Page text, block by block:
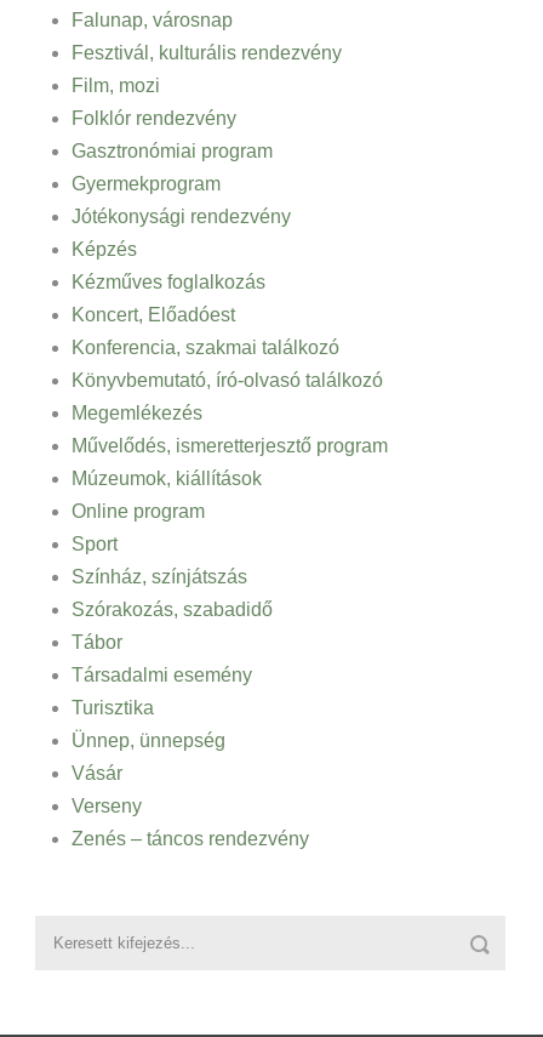
Falunap, városnap
Fesztivál, kulturális rendezvény
Film, mozi
Folklór rendezvény
Gasztronómiai program
Gyermekprogram
Jótékonysági rendezvény
Képzés
Kézműves foglalkozás
Koncert, Előadóest
Konferencia, szakmai találkozó
Könyvbemutató, író-olvasó találkozó
Megemlékezés
Művelődés, ismeretterjesztő program
Múzeumok, kiállítások
Online program
Sport
Színház, színjátszás
Szórakozás, szabadidő
Tábor
Társadalmi esemény
Turisztika
Ünnep, ünnepség
Vásár
Verseny
Zenés – táncos rendezvény